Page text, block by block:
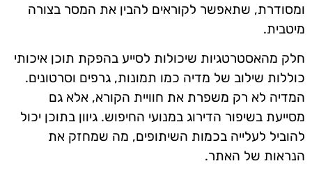
ומסודרת, שתאפשר לקוראים להבין את המסר בצורה
מיטבית.
חלק מהאסטרטגיות שיכולות לסייע בהפקת תוכן איכותי
כוללות שילוב של מדיה כמו תמונות, גרפים וסרטונים.
המדיה לא רק משפרת את חוויית הקורא, אלא גם
מסייעת בשיפור הדירוג במנועי החיפוש. גיוון בתוכן יכול
להוביל לעלייה בכמות השיתופים, מה שמחזק את
הנראות של האתר.